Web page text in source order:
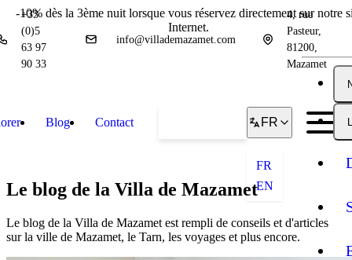
-10% dès la 3ème nuit lorsque vous réservez directement sur notre
Internet.
+33
(0)5
63 97
90 33
info@villademazamet.com
4, rue
Pasteur,
81200,
Mazamet
Blog Contact FR
FR
EN
Le blog de la Villa de Mazamet
Le blog de la Villa de Mazamet est rempli de conseils et d'articles
sur la ville de Mazamet, le Tarn, les voyages et plus encore.